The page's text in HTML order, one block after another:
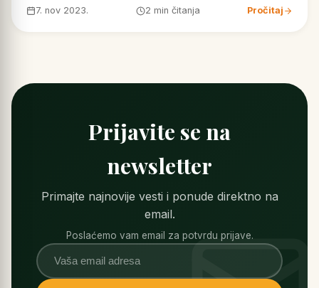
7. nov 2023. 2 min čitanja Pročitaj
Prijavite se na
newsletter
Primajte najnovije vesti i ponude direktno na
email.
Poslaćemo vam email za potvrdu prijave.